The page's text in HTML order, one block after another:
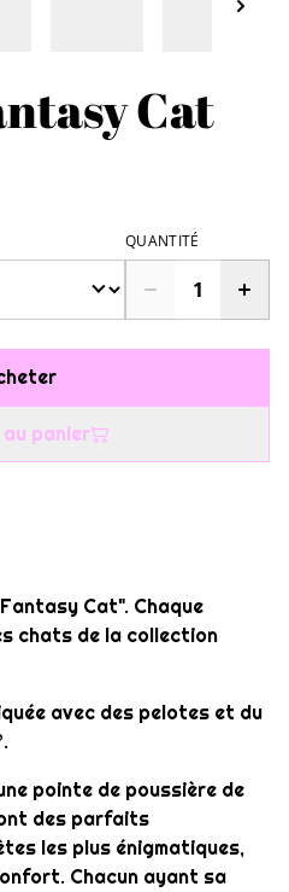
Cat
QUANTITÉ
panier
Cat". Chaque
chats de la collection
avec des pelotes et du
pointe de poussière de
des parfaits
les plus énigmatiques,
Chacun ayant sa